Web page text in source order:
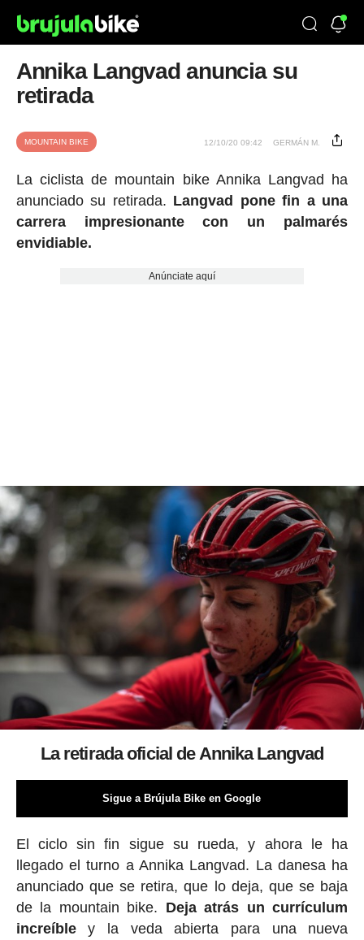
Annika Langvad anuncia su
retirada
MOUNTAIN BIKE 12/10/20 09:42 GERMÁN M.
La ciclista de mountain bike Annika Langvad ha
anunciado su retirada. Langvad pone fin a una
carrera impresionante con un palmarés
envidiable.
Anúnciate aquí
La retirada oficial de Annika Langvad
Sigue a Brújula Bike en Google
El ciclo sin fin sigue su rueda, y ahora le ha
llegado el turno a Annika Langvad. La danesa ha
anunciado que se retira, que lo deja, que se baja
de la mountain bike. Deja atrás un currículum
increíbley la veda abierta para una nueva